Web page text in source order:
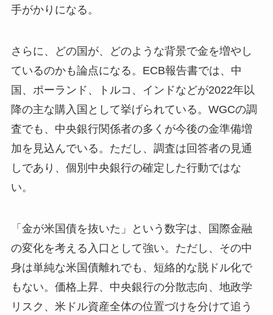
手がかりになる。
さらに、どの国が、どのような背景で金を増やし
ているのかも論点になる。ECB報告書では、中
国、ポーランド、トルコ、インドなどが2022年以
降の主な購入国として挙げられている。WGCの調
査でも、中央銀行関係者の多くが今後の金準備増
加を見込んでいる。ただし、調査は回答者の見通
しであり、個別中央銀行の確定した行動ではな
い。
「金が米国債を抜いた」という数字は、国際金融
の変化を考える入口として強い。ただし、その中
身は単純な米国債離れでも、短絡的な脱ドル化で
もない。価格上昇、中央銀行の分散志向、地政学
リスク、米ドル資産全体の位置づけを分けて追う